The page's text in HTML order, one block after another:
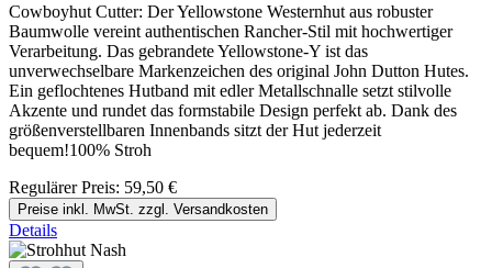
Cowboyhut Cutter: Der Yellowstone Westernhut aus robuster
Baumwolle vereint authentischen Rancher-Stil mit hochwertiger
Verarbeitung. Das gebrandete Yellowstone-Y ist das
unverwechselbare Markenzeichen des original John Dutton Hutes.
Ein geflochtenes Hutband mit edler Metallschnalle setzt stilvolle
Akzente und rundet das formstabile Design perfekt ab. Dank des
größenverstellbaren Innenbands sitzt der Hut jederzeit
bequem!100% Stroh
Regulärer Preis: 59,50 €
Preise inkl. MwSt. zzgl. Versandkosten
Details